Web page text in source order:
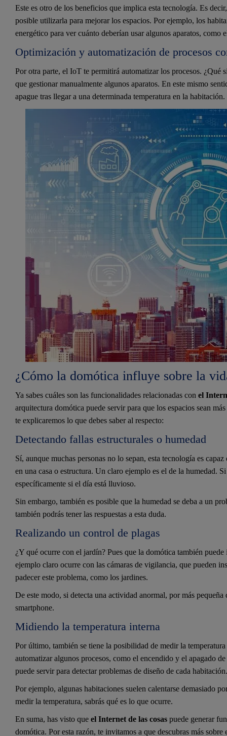
Este es otro de los beneficios que implica esta tecnología. Es
posible utilizarla para mejorar los espacios. Por ejemplo, los
energético para ver cuánto deberían usar algunos aparatos, como
Optimización y automatización de procesos
Por otra parte, el IoT te permitirá automatizar los procesos. ¿Qué
que gestionar manualmente algunos aparatos. En este mismo
apague tras llegar a una determinada temperatura en la habitación.
¿Cómo la domótica influye sobre la
Ya sabes cuáles son las funcionalidades relacionadas con el
arquitectura domótica puede servir para que los espacios sean
te explicaremos lo que debes saber al respecto:
Detectando fallas estructurales o humedad
Sí, aunque muchas personas no lo sepan, esta tecnología es
en una casa o estructura. Un claro ejemplo es el de la humedad.
específicamente si el día está lluvioso.
Sin embargo, también es posible que la humedad se deba a un
también podrás tener las respuestas a esta duda.
Realizando un control de plagas
¿Y qué ocurre con el jardín? Pues que la domótica también
ejemplo claro ocurre con las cámaras de vigilancia, que pueden
padecer este problema, como los jardines.
De este modo, si detecta una actividad anormal, por más
smartphone.
Midiendo la temperatura interna
Por último, también se tiene la posibilidad de medir la
automatizar algunos procesos, como el encendido y el apagado
puede servir para detectar problemas de diseño de cada habitación.
Por ejemplo, algunas habitaciones suelen calentarse demasiado
medir la temperatura, sabrás qué es lo que ocurre.
En suma, has visto que el Internet de las cosas puede generar
domótica. Por esta razón, te invitamos a que descubras más sobre